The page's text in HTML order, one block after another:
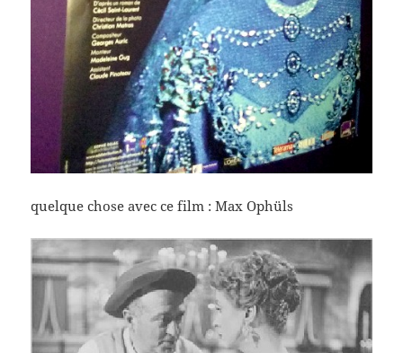
quelque chose avec ce film : Max Ophüls